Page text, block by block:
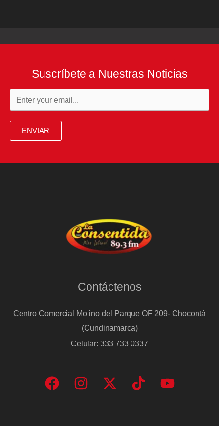
Suscríbete a Nuestras Noticias
ENVIAR
Contáctenos
Centro Comercial Molino del Parque OF 209- Chocontá
(Cundinamarca)
Celular: 333 733 0337